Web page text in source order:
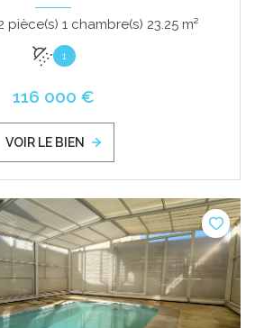
Appartement 2 pièce(s) 1 chambre(s) 23.25 m²
1
116 000 €
VOIR LE BIEN